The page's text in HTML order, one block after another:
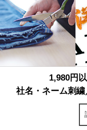
1,980円
社名・ネーム刺